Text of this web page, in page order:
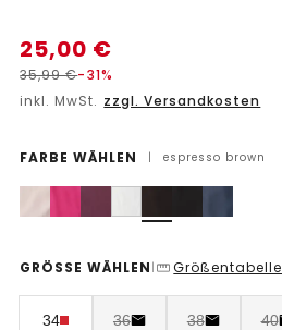
25,00 €
35,99€-31%
inkl. MwSt. zzgl. Versandkosten
FARBE WÄHLEN | espresso brown
GRÖSSE WÄHLEN | Größentabelle
34 36 38 40